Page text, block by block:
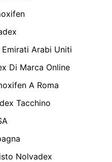
Arabi Uniti
Di Marca Online
A Roma
Tacchino
Nolvadex